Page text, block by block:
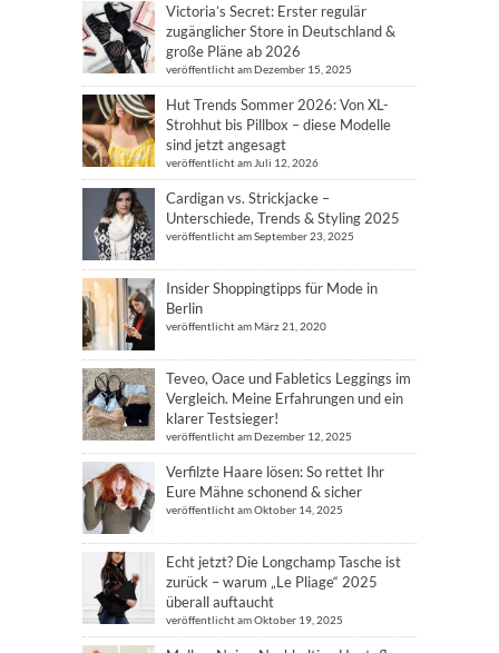
Victoria’s Secret: Erster regulär
zugänglicher Store in Deutschland &
große Pläne ab 2026
veröffentlicht am Dezember 15, 2025
Hut Trends Sommer 2026: Von XL-
Strohhut bis Pillbox – diese Modelle
sind jetzt angesagt
veröffentlicht am Juli 12, 2026
Cardigan vs. Strickjacke –
Unterschiede, Trends & Styling 2025
veröffentlicht am September 23, 2025
Insider Shoppingtipps für Mode in
Berlin
veröffentlicht am März 21, 2020
Teveo, Oace und Fabletics Leggings im
Vergleich. Meine Erfahrungen und ein
klarer Testsieger!
veröffentlicht am Dezember 12, 2025
Verfilzte Haare lösen: So rettet Ihr
Eure Mähne schonend & sicher
veröffentlicht am Oktober 14, 2025
Echt jetzt? Die Longchamp Tasche ist
zurück – warum „Le Pliage“ 2025
überall auftaucht
veröffentlicht am Oktober 19, 2025